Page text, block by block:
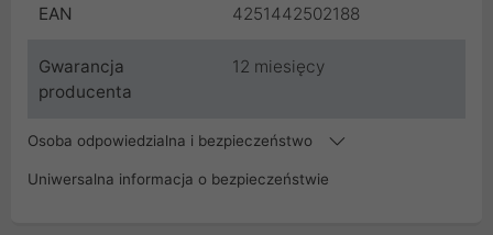
EAN 4251442502188
Gwarancja
producenta
12 miesięcy
Osoba odpowiedzialna i bezpieczeństwo
Uniwersalna informacja o bezpieczeństwie